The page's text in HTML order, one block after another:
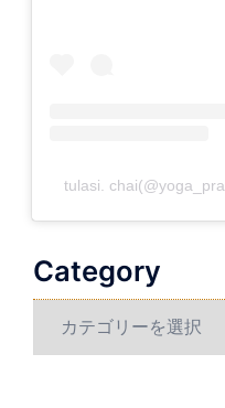
tulasi.
Category